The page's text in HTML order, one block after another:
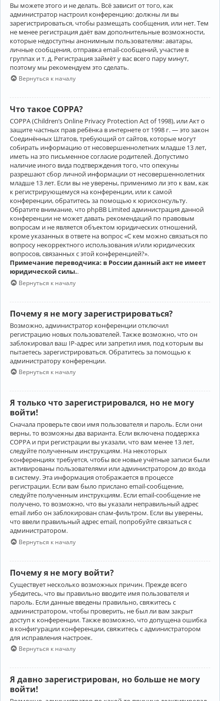
Вы можете этого и не делать. Всё зависит от того, как
администратор настроил конференцию: должны ли вы
зарегистрироваться, чтобы размещать сообщения, или нет. Тем
не менее регистрация даёт вам дополнительные возможности,
которые недоступны анонимным пользователям: аватары,
личные сообщения, отправка email-сообщений, участие в
группах и т. д. Регистрация займёт у вас всего пару минут,
поэтому мы рекомендуем это сделать.
Вернуться к началу
Что такое COPPA?
COPPA (Children’s Online Privacy Protection Act of 1998), или Акт о
защите частных прав ребёнка в интернете от 1998 г. — это закон
Соединённых Штатов, требующий от сайтов, которые могут
собирать информацию от несовершеннолетних младше 13 лет,
иметь на это письменное согласие родителей. Допустимо
наличие иного вида подтверждения того, что опекуны
разрешают сбор личной информации от несовершеннолетних
младше 13 лет. Если вы не уверены, применимо ли это к вам, как
к регистрирующемуся на конференции, или к самой
конференции, обратитесь за помощью к юрисконсульту.
Обратите внимание, что phpBB Limited администрация данной
конференции не может давать рекомендаций по правовым
вопросам и не является объектом юридических отношений,
кроме указанных в ответе на вопрос «С кем можно связаться по
вопросу некорректного использования и/или юридических
вопросов, связанных с этой конференцией?».
Примечание переводчика: в России данный акт не имеет
юридической силы..
Вернуться к началу
Почему я не могу зарегистрироваться?
Возможно, администратор конференции отключил
регистрацию новых пользователей. Также возможно, что он
заблокировал ваш IP-адрес или запретил имя, под которым вы
пытаетесь зарегистрироваться. Обратитесь за помощью к
администратору конференции.
Вернуться к началу
Я только что зарегистрировался, но не могу
войти!
Сначала проверьте свои имя пользователя и пароль. Если они
верны, то возможны два варианта. Если включена поддержка
COPPA и при регистрации вы указали, что вам менее 13 лет,
следуйте полученным инструкциям. На некоторых
конференциях требуется, чтобы все новые учётные записи были
активированы пользователями или администратором до входа
в систему. Эта информация отображается в процессе
регистрации. Если вам было прислано email-сообщение,
следуйте полученным инструкциям. Если email-сообщение не
получено, то возможно, что вы указали неправильный адрес
email либо он заблокирован спам-фильтром. Если вы уверены,
что ввели правильный адрес email, попробуйте связаться с
администратором.
Вернуться к началу
Почему я не могу войти?
Существует несколько возможных причин. Прежде всего
убедитесь, что вы правильно вводите имя пользователя и
пароль. Если данные введены правильно, свяжитесь с
администратором, чтобы проверить, не был ли вам закрыт
доступ к конференции. Также возможно, что допущена ошибка
в конфигурации конференции, свяжитесь с администратором
для исправления настроек.
Вернуться к началу
Я давно зарегистрирован, но больше не могу
войти!